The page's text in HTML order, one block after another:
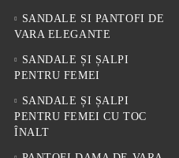
SANDALE SI PANTOFI DE
VARA ELEGANTE
SANDALE ȘI ȘALPI
PENTRU FEMEI
SANDALE ȘI ȘALPI
PENTRU FEMEI CU TOC
ÎNALT